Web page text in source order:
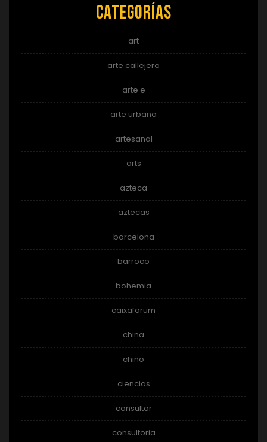
Categorías
art
arte callejero
arte e
arte urbano
artesanal
arts
azteca
aztecas
barcelona
barroco
bohemia
caixaforum
china
chino
ciencias
consultor
consultoria